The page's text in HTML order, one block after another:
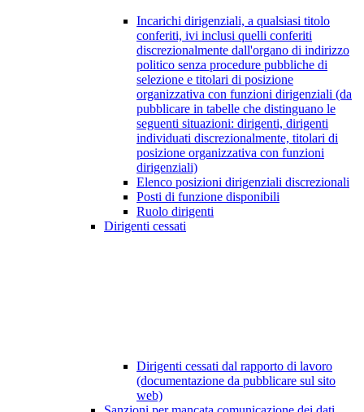
Incarichi dirigenziali, a qualsiasi titolo
conferiti, ivi inclusi quelli conferiti
discrezionalmente dall'organo di indirizzo
politico senza procedure pubbliche di
selezione e titolari di posizione
organizzativa con funzioni dirigenziali (da
pubblicare in tabelle che distinguano le
seguenti situazioni: dirigenti, dirigenti
individuati discrezionalmente, titolari di
posizione organizzativa con funzioni
dirigenziali)
Elenco posizioni dirigenziali discrezionali
Posti di funzione disponibili
Ruolo dirigenti
Dirigenti cessati
Dirigenti cessati dal rapporto di lavoro
(documentazione da pubblicare sul sito
web)